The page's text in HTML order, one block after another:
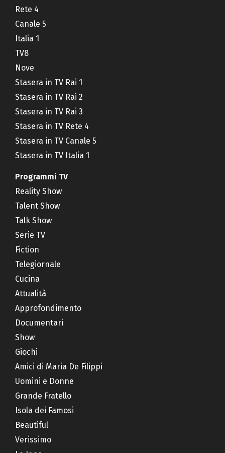
Rete 4
Canale 5
Italia 1
TV8
Nove
Stasera in TV Rai 1
Stasera in TV Rai 2
Stasera in TV Rai 3
Stasera in TV Rete 4
Stasera in TV Canale 5
Stasera in TV Italia 1
Programmi TV
Reality Show
Talent Show
Talk Show
Serie TV
Fiction
Telegiornale
Cucina
Attualità
Approfondimento
Documentari
Show
Giochi
Amici di Maria De Filippi
Uomini e Donne
Grande Fratello
Isola dei Famosi
Beautiful
Verissimo